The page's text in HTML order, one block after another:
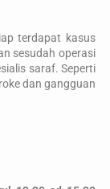
terdapat kasus
sesudah operasi
saraf. Seperti
dan gangguan